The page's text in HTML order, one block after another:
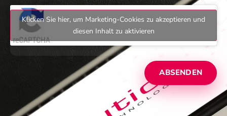
Klicken Sie hier, um Marketing-Cookies zu akzeptieren und
diesen Inhalt zu aktivieren
ABSENDEN